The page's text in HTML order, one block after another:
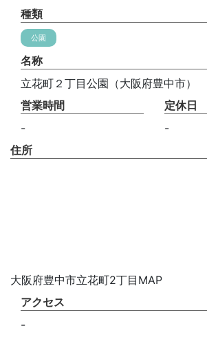
種類
公園
名称
立花町２丁目公園（大阪府豊中市）
営業時間
-
定休日
-
住所
大阪府豊中市立花町2丁目MAP
アクセス
-